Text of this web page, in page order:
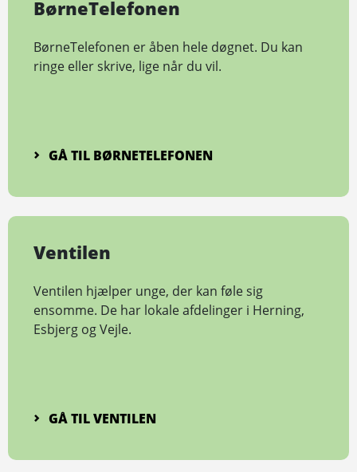
BørneTelefonen
BørneTelefonen er åben hele døgnet. Du kan
ringe eller skrive, lige når du vil.
GÅ TIL BØRNETELEFONEN
Ventilen
Ventilen hjælper unge, der kan føle sig
ensomme. De har lokale afdelinger i Herning,
Esbjerg og Vejle.
GÅ TIL VENTILEN